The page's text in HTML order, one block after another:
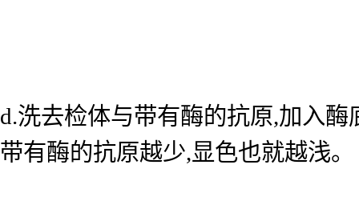
d.洗去检体与带有酶的抗原,加入
带有酶的抗原越少,显色也就越浅。